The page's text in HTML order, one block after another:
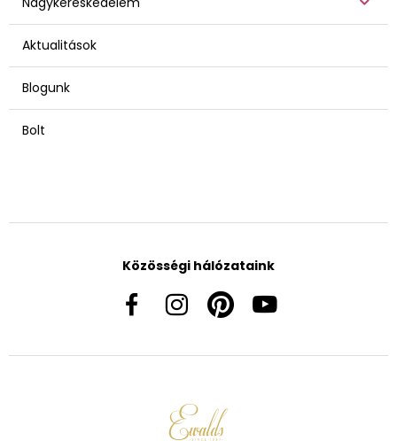
Aktualitások
Blogunk
Bolt
Közösségi hálózataink